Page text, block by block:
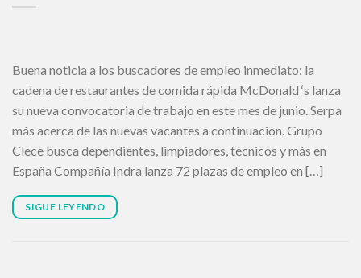
Buena noticia a los buscadores de empleo inmediato: la
cadena de restaurantes de comida rápida McDonald ‘s lanza
su nueva convocatoria de trabajo en este mes de junio. Serpa
más acerca de las nuevas vacantes a continuación. Grupo
Clece busca dependientes, limpiadores, técnicos y más en
España Compañía Indra lanza 72 plazas de empleo en […]
SIGUE LEYENDO